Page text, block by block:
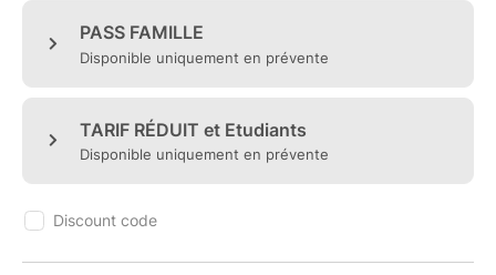
• Tatouages d’inspiration japonaise : artistes
spécialisés présents sur place.
• Cuisine japonaise : ramen, sushis, bubble tea et
autres spécialités.
exclusifs et imports du Japon.